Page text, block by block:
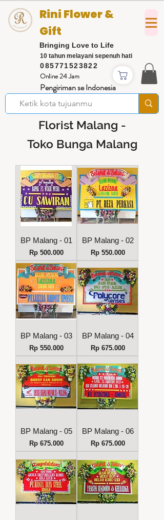
085771523822
Rini Flower &
Gift
Bringing Love to Life
Online 24 Jam
Pengiriman se Indonesia
10 tahun melayani sepenuh hati
Florist Malang -
Toko Bunga Malang
BP Malang - 01
Harga
Rp 500.000
BP Malang - 02
Harga
Rp 550.000
BP Malang - 03
Harga
Rp 550.000
BP Malang - 04
Harga
Rp 675.000
BP Malang - 05
Harga
Rp 675.000
BP Malang - 06
Harga
Rp 675.000